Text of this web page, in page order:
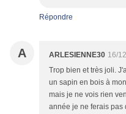
Répondre
A ARLESIENNE30 16/
Trop bien et très joli.
un sapin en bois à
mais je ne vois rien
année je ne ferais pas